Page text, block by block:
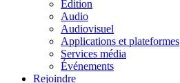
Édition
Audio
Audiovisuel
Applications et plateformes
Services média
Événements
Rejoindre